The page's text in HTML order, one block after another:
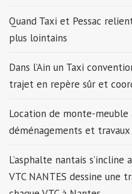
Quand Taxi et Pessac
plus lointains
Dans l’Ain un Taxi
trajet en repère sûr et
Location de monte-meuble
déménagements et travaux
L’asphalte nantais s’incline
VTC NANTES dessine une